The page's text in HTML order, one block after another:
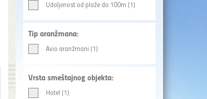
Udaljenost od plaže do 100m (1)
Tip aranžmana:
Avio aranžmani (1)
Vrsta smeštajnog objekta:
Hotel (1)